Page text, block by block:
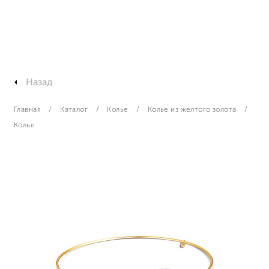
Назад
Главная Каталог Колье Колье из желтого золота
Колье